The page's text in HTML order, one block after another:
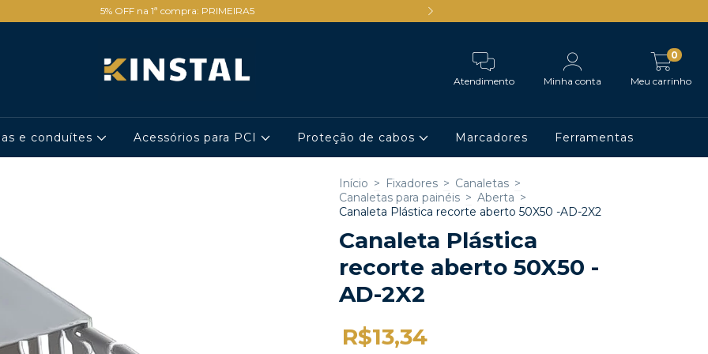
5% OFF na 1ª compra: PRIMEIRA5
Atendimento Minha conta Meu carrinho
0
e conduítes Acessórios para PCI Proteção de cabos Marcadores Ferramentas
Início > Fixadores > Canaletas >
Canaletas para painéis > Aberta >
Canaleta Plástica recorte aberto 50X50 -AD-2X2
Canaleta Plástica
recorte aberto 50X50 -
AD-2X2
R$13,34